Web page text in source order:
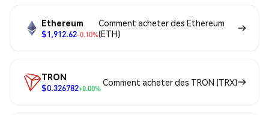
Ethereum
$1,912.62-0.10%
Comment acheter des Ethereum
(ETH)
TRON
$0.326782+0.00%
Comment acheter des TRON (TRX)